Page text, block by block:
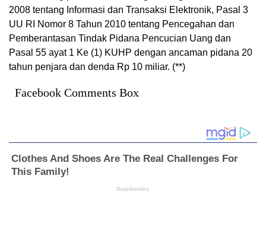
2008 tentang Informasi dan Transaksi Elektronik, Pasal 3
UU RI Nomor 8 Tahun 2010 tentang Pencegahan dan
Pemberantasan Tindak Pidana Pencucian Uang dan
Pasal 55 ayat 1 Ke (1) KUHP dengan ancaman pidana 20
tahun penjara dan denda Rp 10 miliar. (**)
Facebook Comments Box